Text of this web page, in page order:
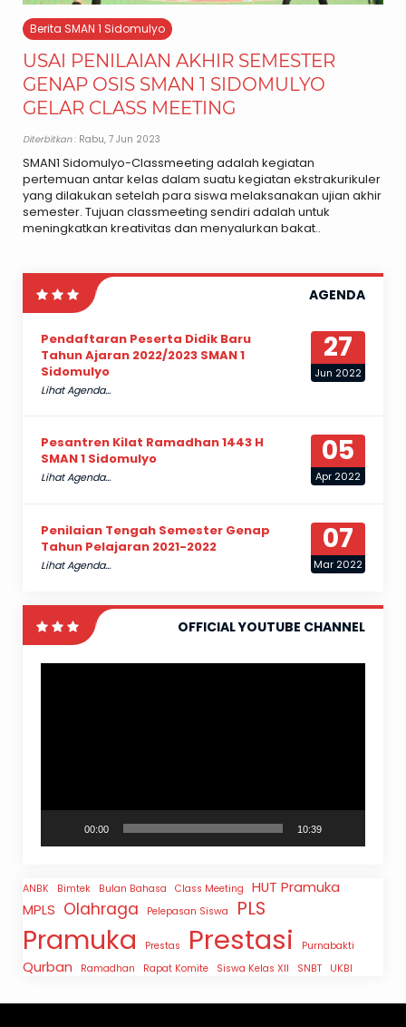
Berita SMAN 1 Sidomulyo
USAI PENILAIAN AKHIR SEMESTER
GENAP OSIS SMAN 1 SIDOMULYO
GELAR CLASS MEETING
Diterbitkan: Rabu, 7 Jun 2023
SMAN1 Sidomulyo-Classmeeting adalah kegiatan
pertemuan antar kelas dalam suatu kegiatan ekstrakurikuler
yang dilakukan setelah para siswa melaksanakan ujian akhir
semester. Tujuan classmeeting sendiri adalah untuk
meningkatkan kreativitas dan menyalurkan bakat..
AGENDA
27
Jun 2022
Pendaftaran Peserta Didik Baru
Tahun Ajaran 2022/2023 SMAN 1
Sidomulyo
Lihat Agenda...
05
Apr 2022
Pesantren Kilat Ramadhan 1443 H
SMAN 1 Sidomulyo
Lihat Agenda...
07
Mar 2022
Penilaian Tengah Semester Genap
Tahun Pelajaran 2021-2022
Lihat Agenda...
OFFICIAL YOUTUBE CHANNEL
00:00 10:39
ANBK Bimtek Bulan Bahasa Class Meeting
HUT Pramuka
MPLS Olahraga Pelepasan Siswa PLS
Pramuka Prestas Prestasi Purnabakti
Qurban Ramadhan Rapat Komite Siswa Kelas XII SNBT UKBI